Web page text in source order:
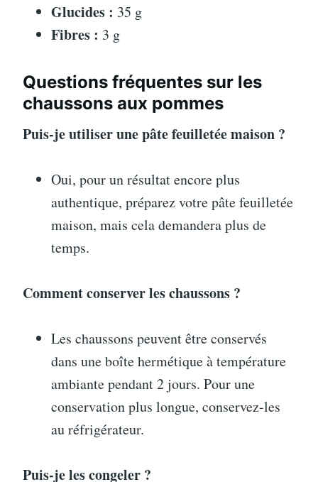
Glucides : 35 g
Fibres : 3 g
Questions fréquentes sur les
chaussons aux pommes
Puis-je utiliser une pâte feuilletée maison ?
Oui, pour un résultat encore plus
authentique, préparez votre pâte feuilletée
maison, mais cela demandera plus de
temps.
Comment conserver les chaussons ?
Les chaussons peuvent être conservés
dans une boîte hermétique à température
ambiante pendant 2 jours. Pour une
conservation plus longue, conservez-les
au réfrigérateur.
Puis-je les congeler ?